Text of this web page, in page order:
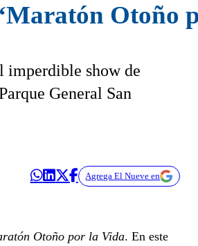
Otoño
imperdible show de
General San
Agrega El Nueve en
Otoño por la Vida. En este